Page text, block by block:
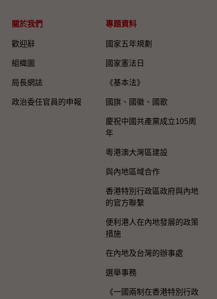
關於我們
歡迎辭
組織圖​
局長網誌
政治委任官員的申報
專題資料
國家五年規劃
國家憲法日
《基本法》
國旗、國徽、國歌
慶祝中國共產黨成立105周
年
粵港澳大灣區建設
與內地區域合作
香港特別行政區政府與內地
的官方聯繫
便利港人在內地發展的政策
措施
在內地及台灣的辦事處
選舉事務
《一國兩制在香港特別行政